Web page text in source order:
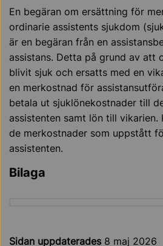
En begäran om ersättning för
ordinarie assistents sjukdom
är en begäran från en
assistans. Detta på grund av att
blivit sjuk och ersatts med en
en merkostnad för
betala ut sjuklönekostnader till
assistenten samt lön till vikarien.
de merkostnader som uppstått
assistenten.
Bilaga
Sidan uppdaterades 8 maj 2026